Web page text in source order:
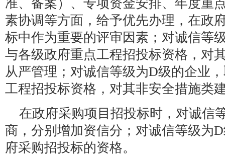
准、备案）、专项资金安排、年度重
素协调等方面，给予优先办理，在政
标中作为重要的评审因素；对诚信等
与各级政府重点工程招投标资格，对
从严管理；对诚信等级为D级的企业
工程招投标资格，对其非安全措施类
在政府采购项目招投标时，对诚信
商，分别增加资信分；对诚信等级为
府采购招投标的资格。